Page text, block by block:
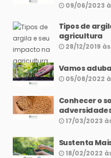
09/06/2023
Tipos de
agricultura
28/12/2019 às
Vamos
05/08/2022
Conhecer o
17/03/2023
Sustenta
18/02/2022 às